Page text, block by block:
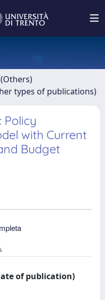
types of publications)
Policy
with Current
Budget
of publication)